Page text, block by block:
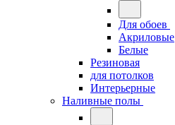
Для обоев
Акриловые
Белые
Резиновая
для потолков
Интерьерные
Наливные полы